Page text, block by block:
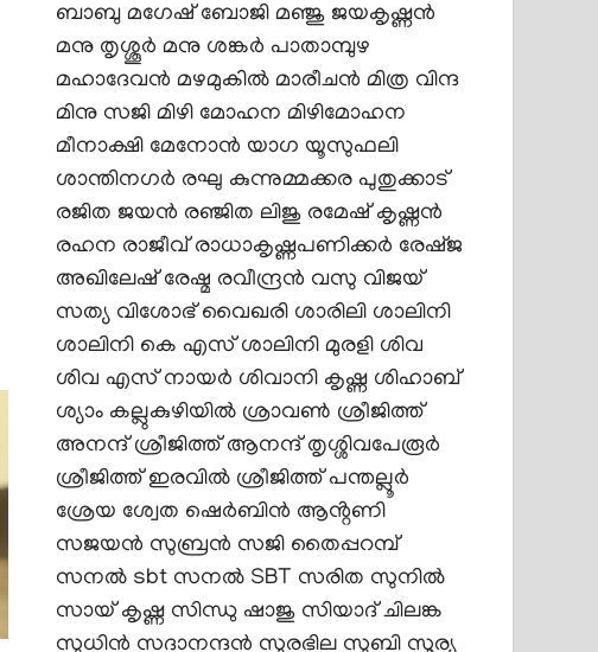
ബാബു മഗേഷ് ബോജി മഞ്ജു ജയകൃഷ്ണൻ
മനു തൃശ്ശൂർ മനു ശങ്കർ പാതാമ്പുഴ
മഹാദേവൻ മഴമുകില്‍ മാരീചൻ മിത്ര വിന്ദ
മിനു സജി മിഴി മോഹന മിഴിമോഹന
മീനാക്ഷി മേനോൻ യാഗ യൂസുഫലി
ശാന്തിനഗർ രഘു കുന്നുമ്മക്കര പുതുക്കാട്
രജിത ജയൻ രഞ്ജിത ലിജു രമേഷ് കൃഷ്ണൻ
രഹന രാജീവ് രാധാകൃഷ്ണപണിക്കർ രേഷ്ജ
അഖിലേഷ് രേഷ്മ രവീന്ദ്രൻ വസു വിജയ്
സത്യ വിശോഭ് വൈഖരി ശാരിലി ശാലിനി
ശാലിനി കെ എസ് ശാലിനി മുരളി ശിവ
ശിവ എസ് നായര്‍ ശിവാനി കൃഷ്ണ ശിഹാബ്
ശ്യാം കല്ലുകുഴിയിൽ ശ്രാവൺ ശ്രീജിത്ത്
അനന്ദ് ശ്രീജിത്ത്‌ ആനന്ദ് തൃശ്ശിവപേരൂർ
ശ്രീജിത്ത് ഇരവിൽ ശ്രീജിത്ത് പന്തല്ലൂർ
ശ്രേയ ശ്വേത ഷെർബിൻ ആൻ്റണി
സജയൻ സുബ്രൻ സജി തൈപ്പറമ്പ്
സനല്‍ sbt സനൽ SBT സരിത സുനിൽ
സായ് കൃഷ്ണ സിന്ധു ഷാജു സിയാദ് ചിലങ്ക
സുധിൻ സദാനന്ദൻ സുരഭില സുബി സൂര്യ